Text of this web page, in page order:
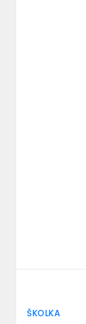
ŠKOLKA